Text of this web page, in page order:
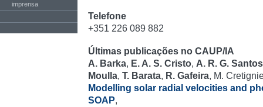
imprensa
Telefone
+351 226 089 882
Últimas publicações no CAUP/IA
A. Barka, E. A. S. Cristo, A. R. G. Santos
Moulla, T. Barata, R. Gafeira, M.
Modelling solar radial velocities and
SOAP,